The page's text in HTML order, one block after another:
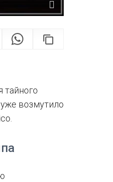
тайного
возмутило